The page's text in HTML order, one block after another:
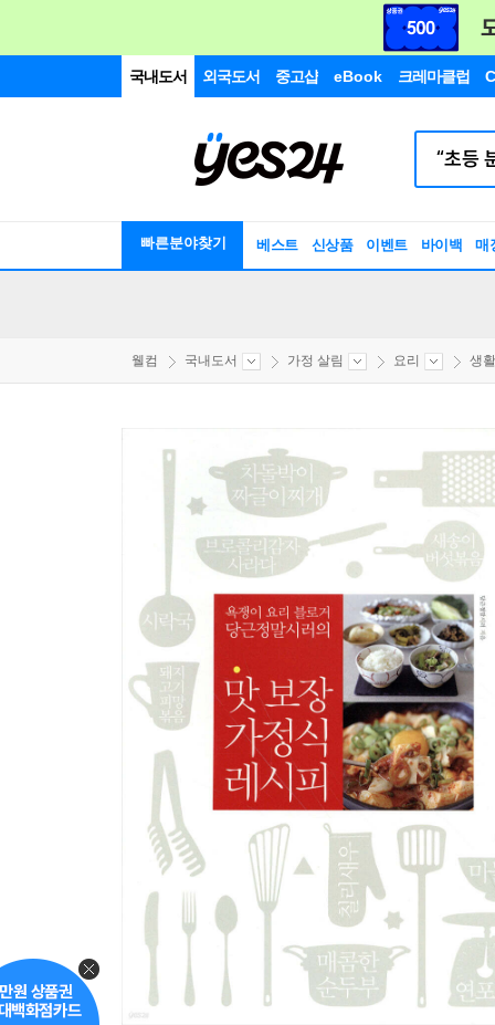
국내도서 외국도서 중고샵 eBook 크레마클럽
빠른분야찾기 베스트 신상품 이벤트 바이백 매
웰컴 국내도서 가정 살림 요리 생